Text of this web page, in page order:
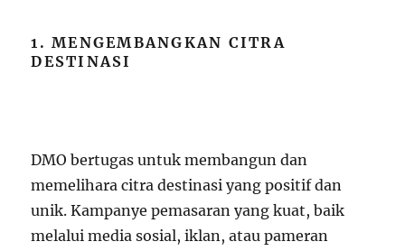
1. MENGEMBANGKAN CITRA
DESTINASI
DMO bertugas untuk membangun dan
memelihara citra destinasi yang positif dan
unik. Kampanye pemasaran yang kuat, baik
melalui media sosial, iklan, atau pameran